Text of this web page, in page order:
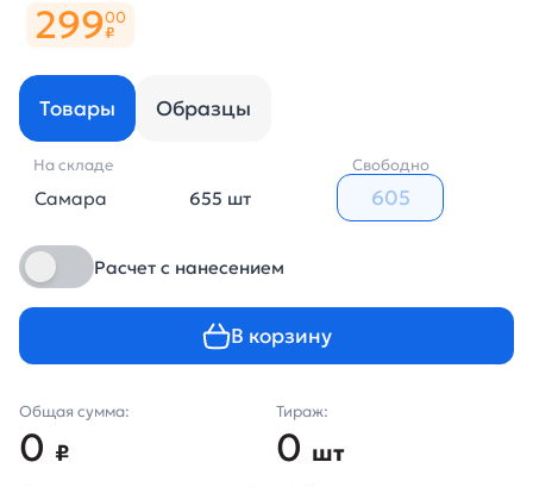
29900
₽
Товары Образцы
На складе
Самара 655 шт
Свободно
Расчет с нанесением
В корзину
Общая сумма:
0 ₽
Тираж:
0 шт